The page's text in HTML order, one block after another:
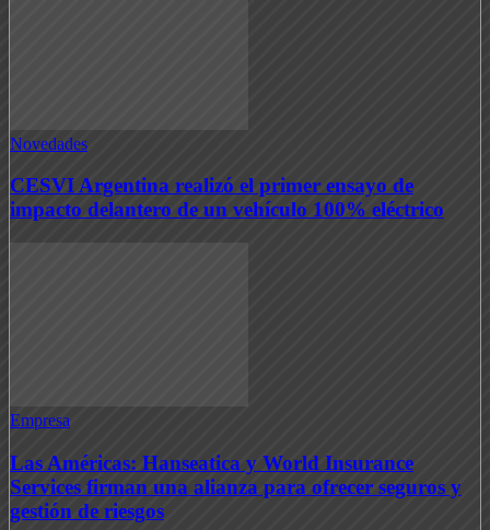
Novedades
CESVI Argentina realizó el primer ensayo de
impacto delantero de un vehículo 100% eléctrico
Empresa
Las Américas: Hanseatica y World Insurance
Services firman una alianza para ofrecer seguros y
gestión de riesgos